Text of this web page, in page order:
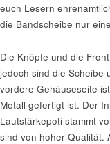
euch Lesern
die Bandscheibe nur
Die Knöpfe und die
jedoch sind die Scheibe
vordere Gehäuseseite
Metall gefertigt ist. Der
Lautstärkepoti stammt
sind von hoher Qualität.